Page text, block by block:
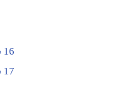
16 سلبریتی در آکادمیا
17 سواد اطلاعاتی و راه بلدی